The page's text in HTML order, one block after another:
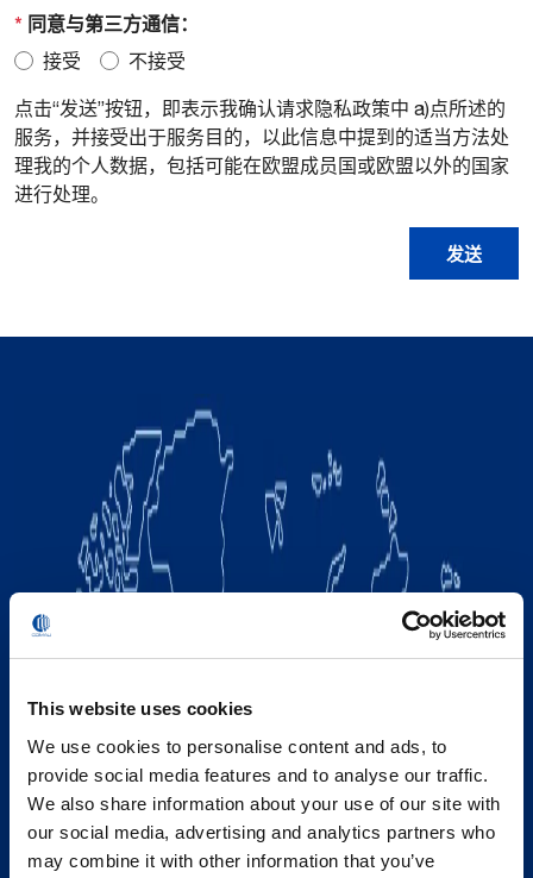
This website uses cookies
We use cookies to personalise content and ads, to
provide social media features and to analyse our traffic.
We also share information about your use of our site with
our social media, advertising and analytics partners who
may combine it with other information that you’ve
* 同意与第三方通信：
接受 不接受
点击“发送”按钮，即表示我确认请求隐私政策中 a)点所述的
服务，并接受出于服务目的，以此信息中提到的适当方法处
理我的个人数据，包括可能在欧盟成员国或欧盟以外的国家
进行处理。